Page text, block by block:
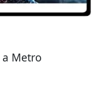
Metro